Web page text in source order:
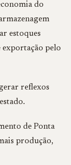
do
estoques
pelo
reflexos
de Ponta
produção,